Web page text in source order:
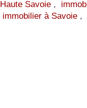
Haute Savoie,
immobilier à Savoie,